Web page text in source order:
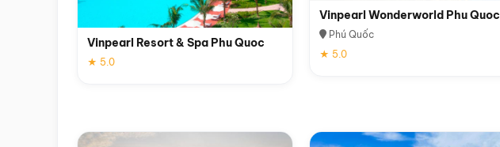
Vinpearl Resort & Spa Phu Quoc
★ 5.0
Vinpearl Wonderworld Phu Quoc
Phú Quốc
★ 5.0